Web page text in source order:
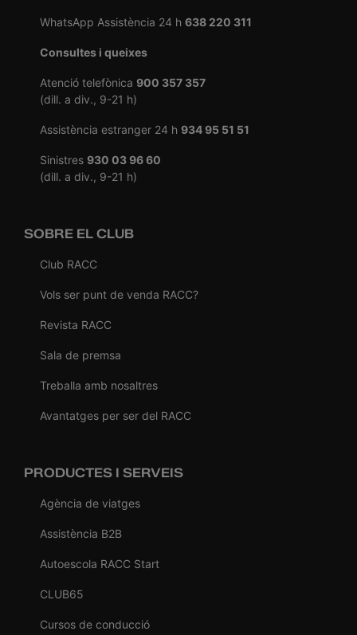
WhatsApp Assistència 24 h 638 220 311
Consultes i queixes
Atenció telefònica 900 357 357
(dill. a div., 9-21 h)
Assistència estranger 24 h 934 95 51 51
Sinistres 930 03 96 60
(dill. a div., 9-21 h)
SOBRE EL CLUB
Club RACC
Vols ser punt de venda RACC?
Revista RACC
Sala de premsa
Treballa amb nosaltres
Avantatges per ser del RACC
PRODUCTES I SERVEIS
Agència de viatges
Assistència B2B
Autoescola RACC Start
CLUB65
Cursos de conducció